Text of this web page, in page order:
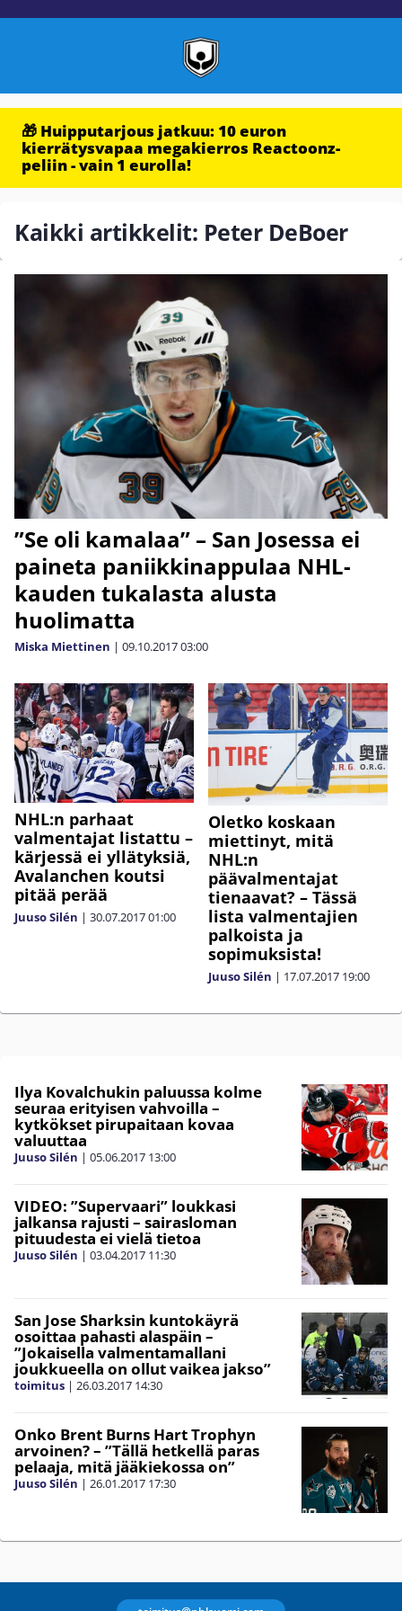
🎁 Huipputarjous jatkuu: 10 euron
kierrätysvapaa megakierros Reactoonz-
peliin - vain 1 eurolla!
Kaikki artikkelit: Peter DeBoer
”Se oli kamalaa” – San Josessa ei
paineta paniikkinappulaa NHL-
kauden tukalasta alusta
huolimatta
Miska Miettinen | 09.10.201703:00
NHL:n parhaat
valmentajat listattu –
kärjessä ei yllätyksiä,
Avalanchen koutsi
pitää perää
Juuso Silén | 30.07.201701:00
Oletko koskaan
miettinyt, mitä
NHL:n
päävalmentajat
tienaavat? – Tässä
lista valmentajien
palkoista ja
sopimuksista!
Juuso Silén | 17.07.2017 19:00
Ilya Kovalchukin paluussa kolme
seuraa erityisen vahvoilla –
kytkökset pirupaitaan kovaa
valuuttaa
Juuso Silén | 05.06.2017 13:00
VIDEO: ”Supervaari” loukkasi
jalkansa rajusti – sairasloman
pituudesta ei vielä tietoa
Juuso Silén | 03.04.2017 11:30
San Jose Sharksin kuntokäyrä
osoittaa pahasti alaspäin –
”Jokaisella valmentamallani
joukkueella on ollut vaikea jakso”
toimitus | 26.03.2017 14:30
Onko Brent Burns Hart Trophyn
arvoinen? – ”Tällä hetkellä paras
pelaaja, mitä jääkiekossa on”
Juuso Silén | 26.01.2017 17:30